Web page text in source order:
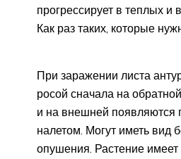
прогрессирует в теплых и
Как раз таких, которые
При заражении листа
росой сначала на
и на внешней появляются
налетом. Могут иметь вид
опушения. Растение